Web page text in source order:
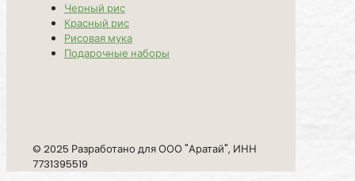
Черный рис
Красный рис
Рисовая мука
Подарочные наборы
© 2025 Разработано для ООО "Аратай", ИНН
7731395519